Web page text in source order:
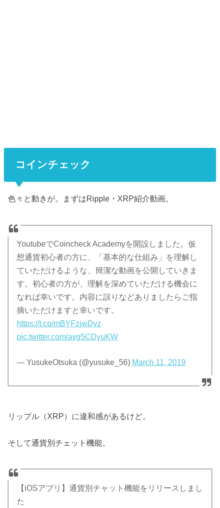
コインチェック
色々と動きが。まずはRipple・XRP紹介動画。
YoutubeでCoincheck Academyを開設しました。仮
想通貨初心者の方に、「基本的な仕組み」を理解し
ていただけるような、簡潔な動画を公開していきま
す。初心者の方が、理解を深めていただける機会に
なれば幸いです。内容に誤りなどありましたらご指
摘いただけますと幸いです。
https://t.co/mBYFzjwDyz
pic.twitter.com/avg5CDyuKW
— YusukeOtsuka (@yusuke_56) March 11, 2019
リップル（XRP）に違和感があるけど。
そして通貨別チェット機能。
【iOSアプリ】通貨別チャット機能をリリースしまし
た